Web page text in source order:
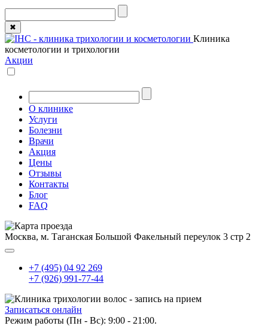
✖
Клиника
косметологии и трихологии
Акции
О клинике
Услуги
Болезни
Врачи
Акция
Цены
Отзывы
Контакты
Блог
FAQ
Москва, м. Таганская Большой Факельный переулок 3 стр 2
+7 (495) 04 92 269
+7 (926) 991-77-44
Записаться онлайн
Режим работы (Пн - Вс): 9:00 - 21:00.